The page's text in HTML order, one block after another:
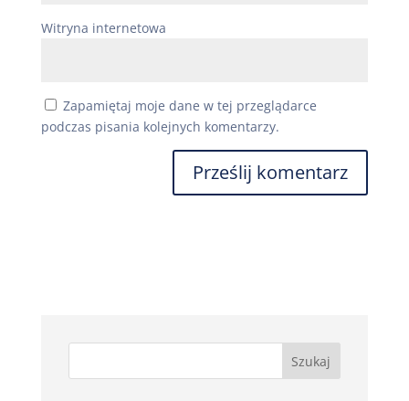
Witryna internetowa
Zapamiętaj moje dane w tej przeglądarce
podczas pisania kolejnych komentarzy.